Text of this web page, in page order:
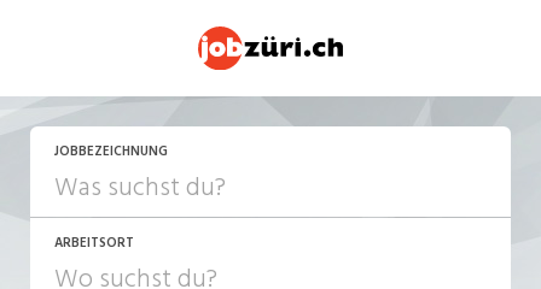
JOBBEZEICHNUNG
ARBEITSORT